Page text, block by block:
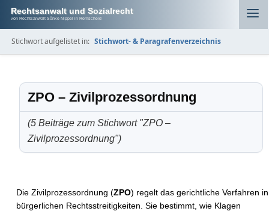
Rechtsanwalt und Sozialrecht
von Rechtsanwalt Sönke Nippel in Remscheid
Stichwort aufgelistet in: Stichwort- & Paragrafenverzeichnis
ZPO – Zivilprozessordnung
(5 Beiträge zum Stichwort "ZPO –
Zivilprozessordnung")
Die Zivilprozessordnung (ZPO) regelt das gerichtliche Verfahren in
bürgerlichen Rechtsstreitigkeiten. Sie bestimmt, wie Klagen